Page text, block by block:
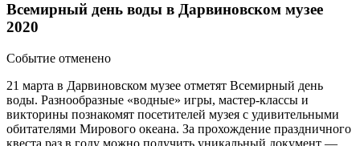
Всемирный день воды в Дарвиновском музее
2020
Событие отменено
21 марта в Дарвиновском музее отметят Всемирный день
воды. Разнообразные «водные» игры, мастер-классы и
викторины познакомят посетителей музея с удивительными
обитателями Мирового океана. За прохождение праздничного
квеста раз в году можно получить уникальный документ —